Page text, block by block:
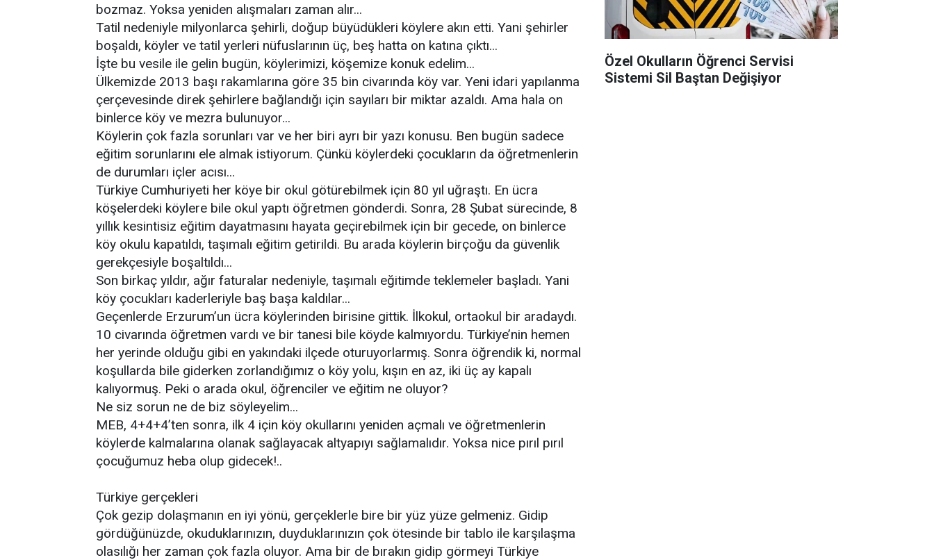
bozmaz. Yoksa yeniden alışmaları zaman alır...
Tatil nedeniyle milyonlarca şehirli, doğup büyüdükleri köylere akın etti. Yani şehirler
boşaldı, köyler ve tatil yerleri nüfuslarının üç, beş hatta on katına çıktı...
İşte bu vesile ile gelin bugün, köylerimizi, köşemize konuk edelim...
Ülkemizde 2013 başı rakamlarına göre 35 bin civarında köy var. Yeni idari yapılanma
çerçevesinde direk şehirlere bağlandığı için sayıları bir miktar azaldı. Ama hala on
binlerce köy ve mezra bulunuyor...
Köylerin çok fazla sorunları var ve her biri ayrı bir yazı konusu. Ben bugün sadece
eğitim sorunlarını ele almak istiyorum. Çünkü köylerdeki çocukların da öğretmenlerin
de durumları içler acısı...
Türkiye Cumhuriyeti her köye bir okul götürebilmek için 80 yıl uğraştı. En ücra
köşelerdeki köylere bile okul yaptı öğretmen gönderdi. Sonra, 28 Şubat sürecinde, 8
yıllık kesintisiz eğitim dayatmasını hayata geçirebilmek için bir gecede, on binlerce
köy okulu kapatıldı, taşımalı eğitim getirildi. Bu arada köylerin birçoğu da güvenlik
gerekçesiyle boşaltıldı...
Son birkaç yıldır, ağır faturalar nedeniyle, taşımalı eğitimde teklemeler başladı. Yani
köy çocukları kaderleriyle baş başa kaldılar...
Geçenlerde Erzurum’un ücra köylerinden birisine gittik. İlkokul, ortaokul bir aradaydı.
10 civarında öğretmen vardı ve bir tanesi bile köyde kalmıyordu. Türkiye’nin hemen
her yerinde olduğu gibi en yakındaki ilçede oturuyorlarmış. Sonra öğrendik ki, normal
koşullarda bile giderken zorlandığımız o köy yolu, kışın en az, iki üç ay kapalı
kalıyormuş. Peki o arada okul, öğrenciler ve eğitim ne oluyor?
Ne siz sorun ne de biz söyleyelim...
MEB, 4+4+4’ten sonra, ilk 4 için köy okullarını yeniden açmalı ve öğretmenlerin
köylerde kalmalarına olanak sağlayacak altyapıyı sağlamalıdır. Yoksa nice pırıl pırıl
çocuğumuz heba olup gidecek!..
Türkiye gerçekleri
Çok gezip dolaşmanın en iyi yönü, gerçeklerle bire bir yüz yüze gelmeniz. Gidip
gördüğünüzde, okuduklarınızın, duyduklarınızın çok ötesinde bir tablo ile karşılaşma
olasılığı her zaman çok fazla oluyor. Ama bir de bırakın gidip görmeyi Türkiye
Özel Okulların Öğrenci Servisi
Sistemi Sil Baştan Değişiyor